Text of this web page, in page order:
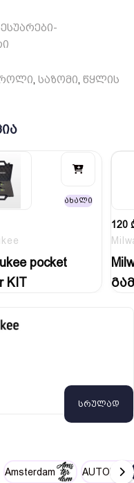
სამონტაჟო
, საზომი, წყლის
ახალი
pocket
KIT
120
სრულად
Amsterdam AUTOPOT